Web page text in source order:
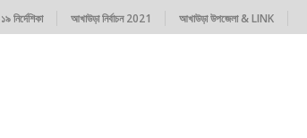
নির্দেশিকা আখাউড়া নির্বাচন 2021 আখাউড়া উপজেলা & LINK